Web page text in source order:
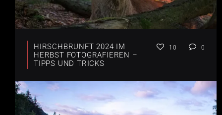
HIRSCHBRUNFT 2024 IM
HERBST FOTOGRAFIEREN –
TIPPS UND TRICKS
10 0